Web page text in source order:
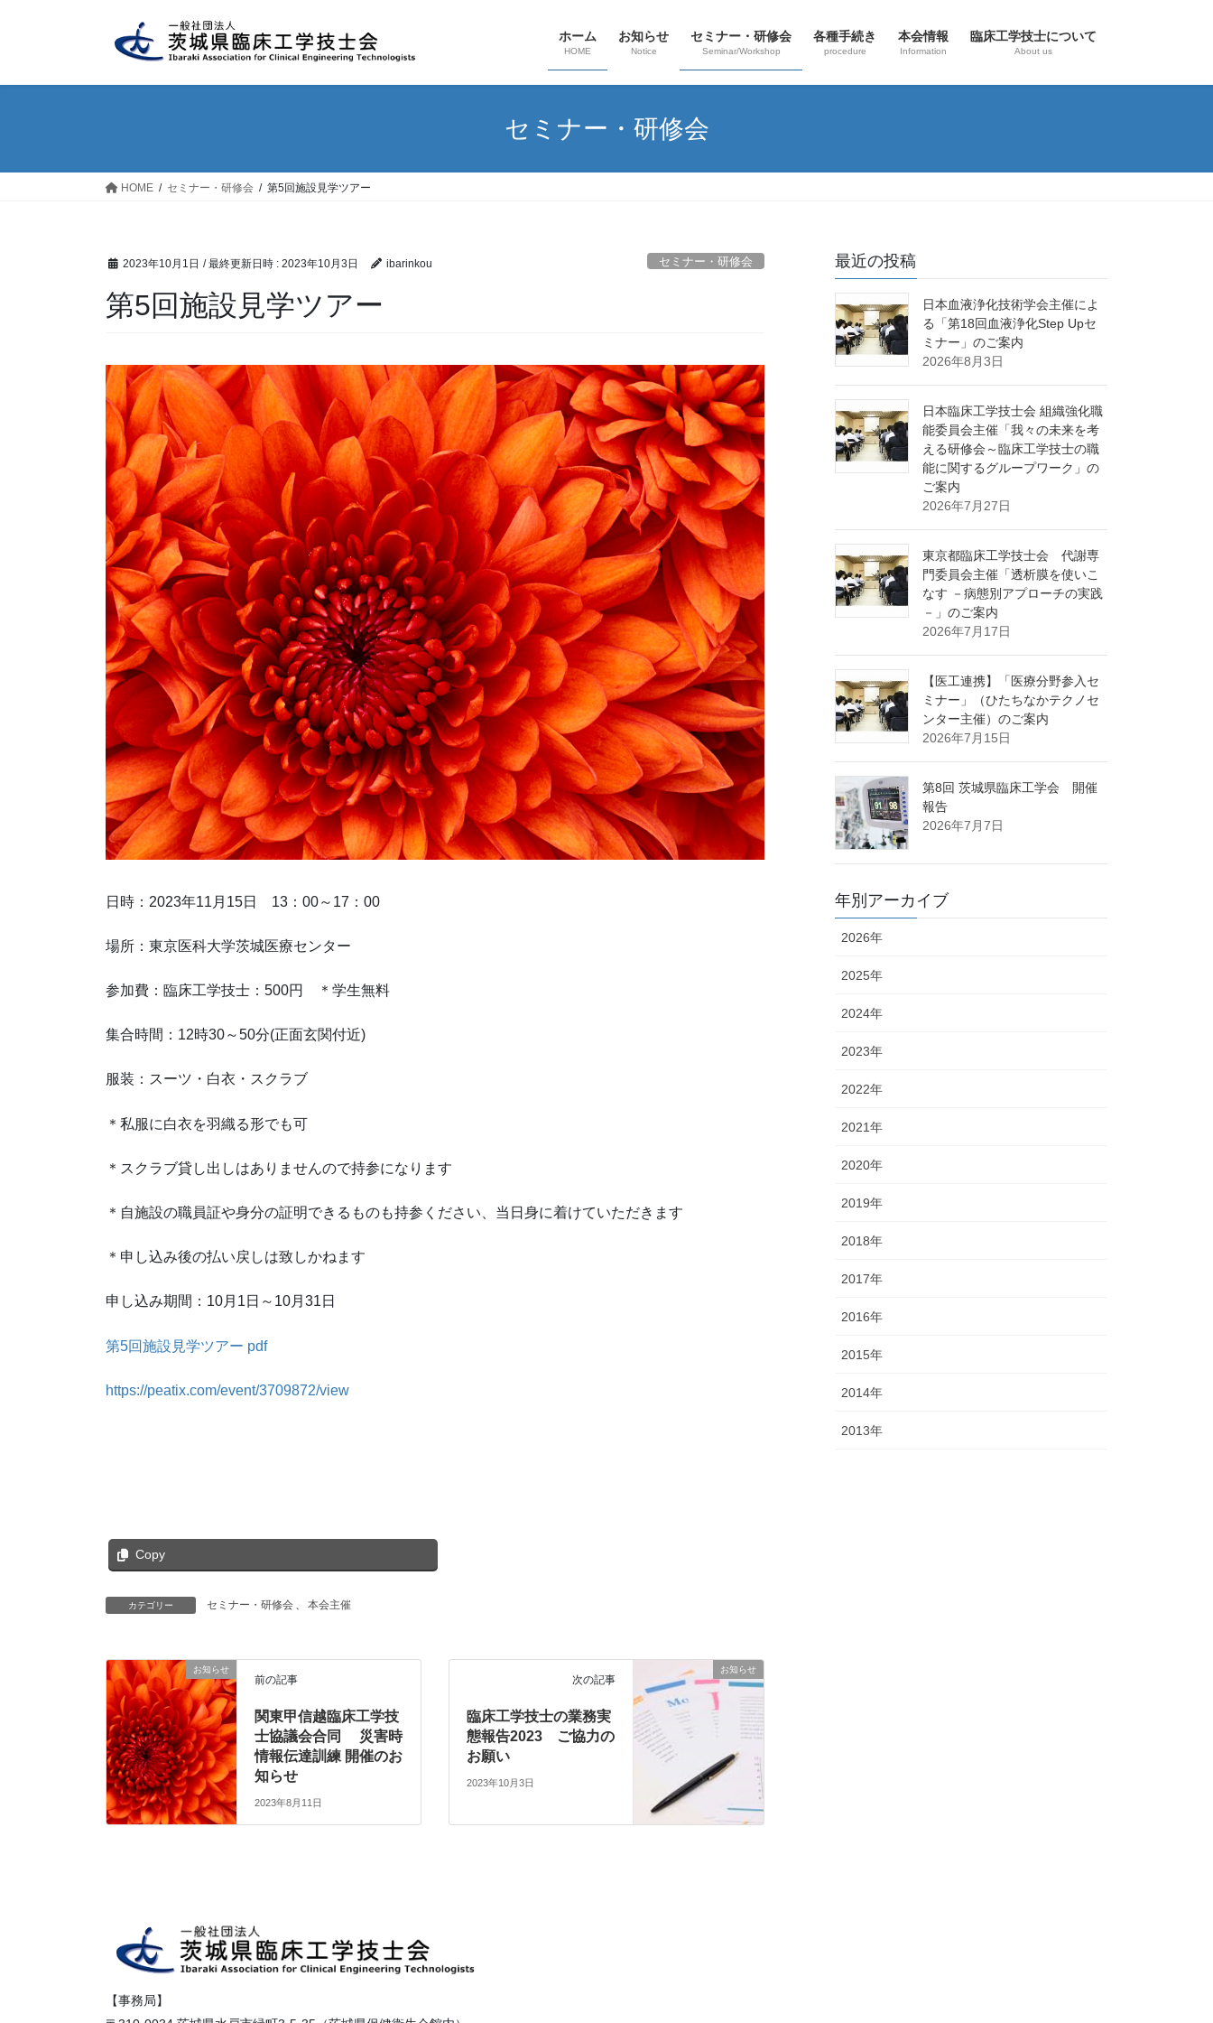
ホーム
HOME
お知らせ
Notice
セミナー・研修会
Seminar/Workshop
各種手続き
procedure
本会情報
Information
臨床工学技士について
About us
セミナー・研修会
HOME セミナー・研修会 第5回施設見学ツアー
2023年10月1日 / 最終更新日時 : 2023年10月3日 ibarinkou セミナー・研修会
第5回施設見学ツアー
日時：2023年11月15日 13：00～17：00
場所：東京医科大学茨城医療センター
参加費：臨床工学技士：500円 ＊学生無料
集合時間：12時30～50分(正面玄関付近)
服装：スーツ・白衣・スクラブ
＊私服に白衣を羽織る形でも可
＊スクラブ貸し出しはありませんので持参になります
＊自施設の職員証や身分の証明できるものも持参ください、当日身に着けていただきます
＊申し込み後の払い戻しは致しかねます
申し込み期間：10月1日～10月31日
第5回施設見学ツアー pdf
https://peatix.com/event/3709872/view
Copy
カテゴリー セミナー・研修会 、 本会主催
お知らせ
前の記事
関東甲信越臨床工学技
士協議会合同 災害時
情報伝達訓練 開催のお
知らせ
2023年8月11日
お知らせ
次の記事
臨床工学技士の業務実
態報告2023 ご協力の
お願い
2023年10月3日
最近の投稿
日本血液浄化技術学会主催によ
る「第18回血液浄化Step Upセ
ミナー」のご案内
2026年8月3日
日本臨床工学技士会 組織強化職
能委員会主催「我々の未来を考
える研修会～臨床工学技士の職
能に関するグループワーク」の
ご案内
2026年7月27日
東京都臨床工学技士会 代謝専
門委員会主催「透析膜を使いこ
なす －病態別アプローチの実践
－」のご案内
2026年7月17日
【医工連携】「医療分野参入セ
ミナー」（ひたちなかテクノセ
ンター主催）のご案内
2026年7月15日
第8回 茨城県臨床工学会 開催
報告
2026年7月7日
年別アーカイブ
2026年
2025年
2024年
2023年
2022年
2021年
2020年
2019年
2018年
2017年
2016年
2015年
2014年
2013年
【事務局】